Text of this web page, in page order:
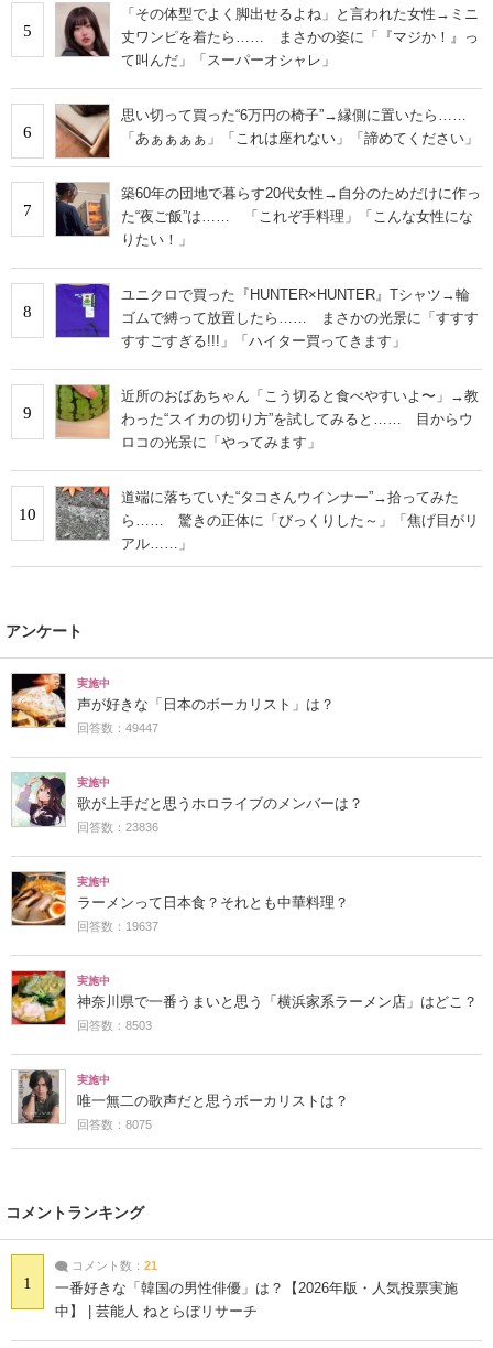
5
「その体型でよく脚出せるよね」と言われた女性→ミニ
丈ワンピを着たら…… まさかの姿に「『マジか！』っ
て叫んだ」「スーパーオシャレ」
6
思い切って買った“6万円の椅子”→縁側に置いたら……
「あぁぁぁぁ」「これは座れない」「諦めてください」
7
築60年の団地で暮らす20代女性→自分のためだけに作っ
た“夜ご飯”は…… 「これぞ手料理」「こんな女性にな
りたい！」
8
ユニクロで買った『HUNTER×HUNTER』Tシャツ→輪
ゴムで縛って放置したら…… まさかの光景に「すすす
すすごすぎる!!!」「ハイター買ってきます」
9
近所のおばあちゃん「こう切ると食べやすいよ〜」→教
わった“スイカの切り方”を試してみると…… 目からウ
ロコの光景に「やってみます」
10
道端に落ちていた“タコさんウインナー”→拾ってみた
ら…… 驚きの正体に「びっくりした～」「焦げ目がリ
アル……」
アンケート
実施中
声が好きな「日本のボーカリスト」は？
回答数：49447
実施中
歌が上手だと思うホロライブのメンバーは？
回答数：23836
実施中
ラーメンって日本食？それとも中華料理？
回答数：19637
実施中
神奈川県で一番うまいと思う「横浜家系ラーメン店」はどこ？
回答数：8503
実施中
唯一無二の歌声だと思うボーカリストは？
回答数：8075
コメントランキング
1
コメント数： 21
一番好きな「韓国の男性俳優」は？【2026年版・人気投票実施
中】 | 芸能人 ねとらぼリサーチ